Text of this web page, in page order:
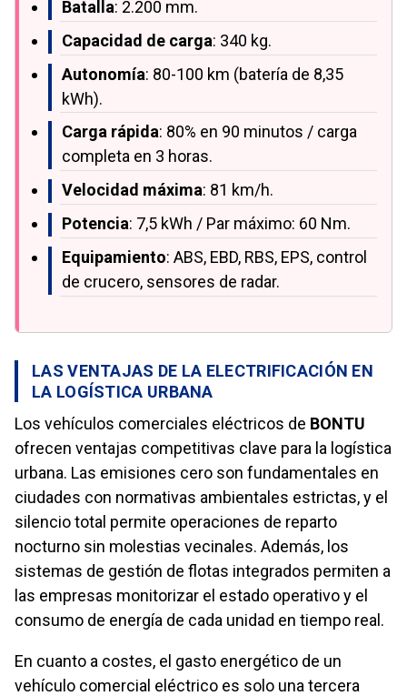
Batalla: 2.200 mm.
Capacidad de carga: 340 kg.
Autonomía: 80-100 km (batería de 8,35
kWh).
Carga rápida: 80% en 90 minutos / carga
completa en 3 horas.
Velocidad máxima: 81 km/h.
Potencia: 7,5 kWh / Par máximo: 60 Nm.
Equipamiento: ABS, EBD, RBS, EPS, control
de crucero, sensores de radar.
LAS VENTAJAS DE LA ELECTRIFICACIÓN EN
LA LOGÍSTICA URBANA
Los vehículos comerciales eléctricos de BONTU
ofrecen ventajas competitivas clave para la logística
urbana. Las emisiones cero son fundamentales en
ciudades con normativas ambientales estrictas, y el
silencio total permite operaciones de reparto
nocturno sin molestias vecinales. Además, los
sistemas de gestión de flotas integrados permiten a
las empresas monitorizar el estado operativo y el
consumo de energía de cada unidad en tiempo real.
En cuanto a costes, el gasto energético de un
vehículo comercial eléctrico es solo una tercera